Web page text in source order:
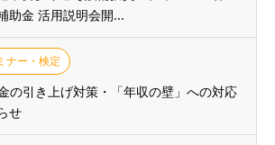
助金 活用説明会開...
ナー・検定
の引き上げ対策・「年収の壁」への対応
せ